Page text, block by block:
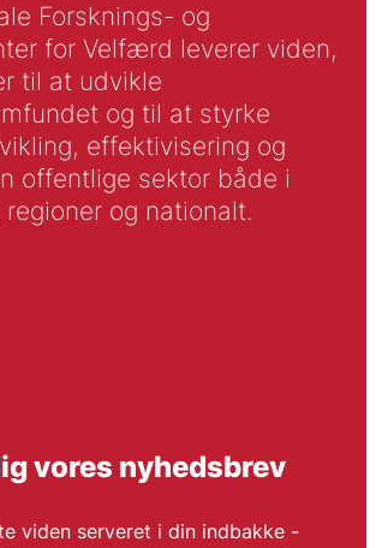
Forsknings- og
for Velfærd leverer viden,
til at udvikle
og til at styrke
effektivisering og
offentlige sektor både i
regioner og nationalt.
vores nyhedsbrev
viden serveret i din indbakke -